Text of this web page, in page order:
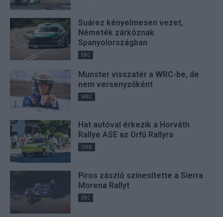
functionality and fraud prevention, and other
Suárez kényelmesen vezet,
Németék zárkóznak
Spanyolországban
ERC
Munster visszatér a WRC-be, de
nem versenyzőként
WRC
Hat autóval érkezik a Horváth
Rallye ASE az Orfű Rallyra
ORB
Piros zászló színesítette a Sierra
Morena Rallyt
ERC